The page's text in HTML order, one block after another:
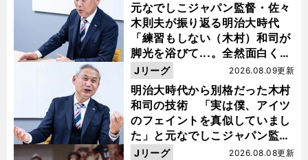
元なでしこジャパン監督・佐々
木則夫が振り返る明治大時代
「練習もしない（木村）和司が
脚光を浴びて...。全然面白くな
い４年間でした」
明治大時代から別格だった木村
和司の技術 「実は僕、アイツ
のフェイントを真似していまし
た」と元なでしこジャパン監
督・佐々木則夫
2026.08.09更新
Jリーグ
2026.08.08更新
Jリーグ